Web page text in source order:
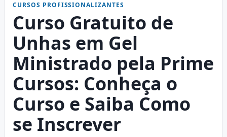
CURSOS PROFISSIONALIZANTES
Curso Gratuito de
Unhas em Gel
Ministrado pela Prime
Cursos: Conheça o
Curso e Saiba Como
se Inscrever